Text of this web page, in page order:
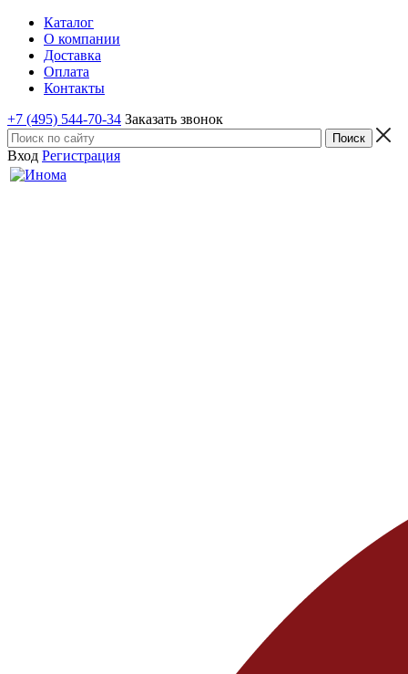
Каталог
О компании
Доставка
Оплата
Контакты
+7 (495) 544-70-34 Заказать звонок
Вход Регистрация